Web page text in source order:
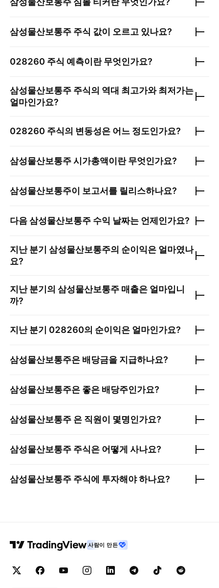
삼성물산보통주 주식 값이 오르고 있나요?
028260 주식 예측이란 무엇인가요?
삼성물산보통주 주식의 역대 최고가와 최저가는
얼마인가요?
028260 주식의 변동성은 어느 정도인가요?
삼성물산보통주시가총액이란 무엇인가요?
삼성물산보통주이 보고서를 릴리스하나요?
다음삼성물산보통주 수익 날짜는 언제인가요?
지난 분기 삼성물산보통주의 순이익은 얼마였나
요?
지난 분기의 삼성물산보통주 매출은 얼마입니
까?
지난 분기 028260의 순이익은 얼마인가요?
삼성물산보통주은 배당금을 지급하나요?
삼성물산보통주은 좋은 배당주인가요?
삼성물산보통주 은 직원이 몇명인가요?
삼성물산보통주 주식은 어떻게 사나요?
삼성물산보통주 주식에 투자해야 하나요?
사람이 만든